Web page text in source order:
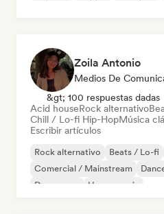
Zoila Antonio
Medios De
&gt; 100 respuestas dadas
Acid houseRock alternativo
Chill / Lo-fi Hip-HopMúsica
Escribir artículos
Rock alternativo Beats / Lo-fi
Comercial / Mainstream
Dream pop
House music